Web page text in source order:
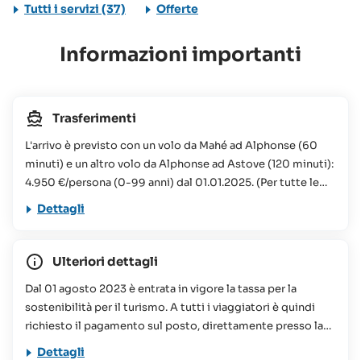
Tutti i servizi (37) Offerte
Informazioni importanti
Trasferimenti
L'arrivo è previsto con un volo da Mahé ad Alphonse (60
minuti) e un altro volo da Alphonse ad Astove (120 minuti):
4.950 €/persona (0-99 anni) dal 01.01.2025. (Per tutte le
prenotazioni) Requisiti per il bagaglio: 15 kg di bagaglio
registrato per persona e 5 kg di bagaglio a mano per
possibilità di modifiche): Volo di andata: Lunedì FLT 01
FLT 01 (Mahé - Alphonse): Orario di partenza su richiesta
Lunedì FLT 01 (Alphonse - Astove): Orario di partenza su
richiesta Giovedì FLT 01 (Alphonse - Astove): Orario di
partenza su richiesta Volo di ritorno: Lunedì FLT 01 (Astove
Dettagli
Ulteriori dettagli
Dal 01 agosto 2023 è entrata in vigore la tassa per la
sostenibilità per il turismo. A tutti i viaggiatori è quindi
richiesto il pagamento sul posto, direttamente presso la
struttura prenotata, di un importo che oscilla tra le 75 e le
Dettagli